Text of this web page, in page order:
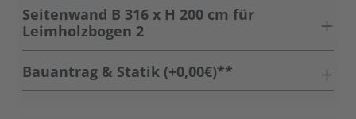
Seitenwand B 316 x H 200 cm für
Leimholzbogen 2
Bauantrag & Statik (+0,00€)**